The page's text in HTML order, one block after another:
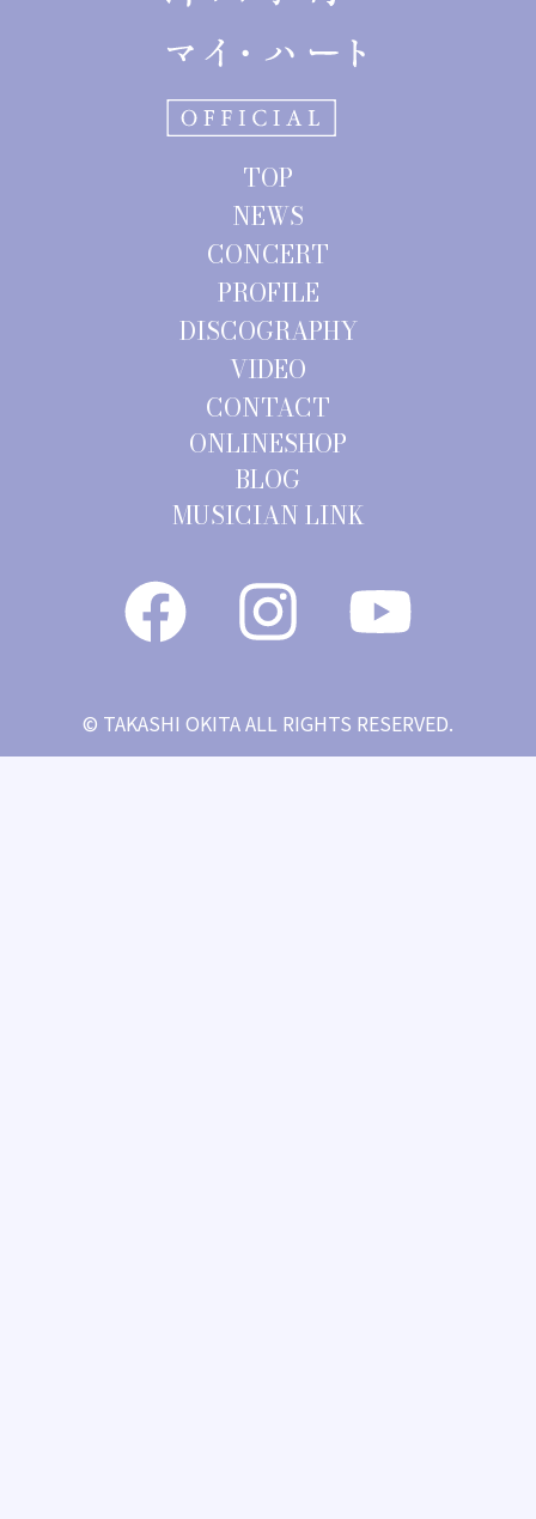
TOP
NEWS
CONCERT
PROFILE
DISCOGRAPHY
VIDEO
CONTACT
ONLINESHOP
BLOG
MUSICIAN LINK
© TAKASHI OKITA ALL RIGHTS RESERVED.